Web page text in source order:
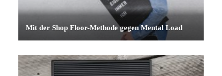
Mit der Shop Floor-Methode gegen Mental Load